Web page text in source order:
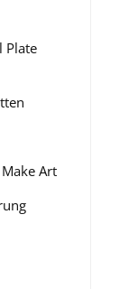
Plate
Art